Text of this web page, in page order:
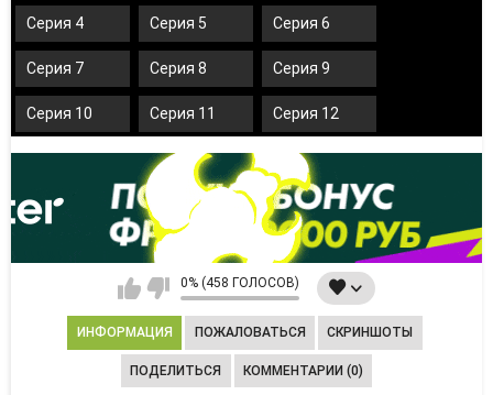
Серия 4 Серия 5 Серия 6
Серия 7 Серия 8 Серия 9
Серия 10 Серия 11 Серия 12
0% (458 ГОЛОСОВ)
ИНФОРМАЦИЯ ПОЖАЛОВАТЬСЯ СКРИНШОТЫ
ПОДЕЛИТЬСЯ КОММЕНТАРИИ (0)